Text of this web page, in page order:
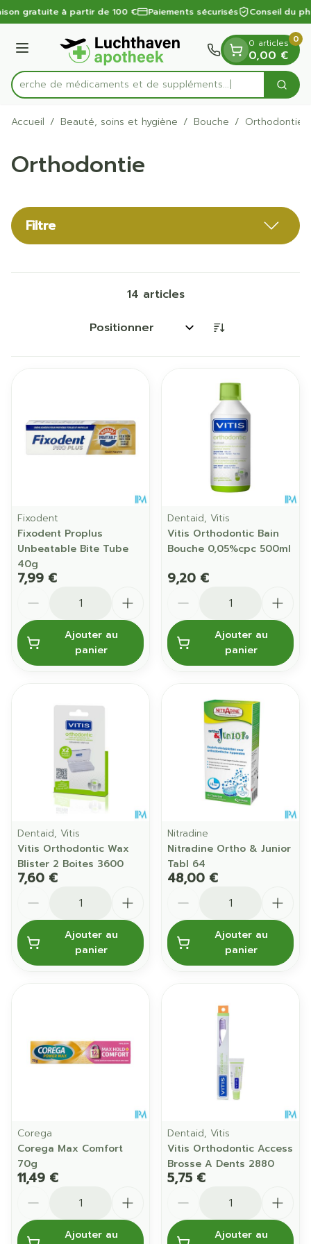
Aller au contenu
1 de 1
gratuite à partir de 100 € Paiements sécurisés Conseil du
Menu
Rechercherde médicaments et de suppléments...
0 articles
0,00 €
0
Accueil / Beauté, soins et hygiène / Bouche / Orthodontie
Orthodontie
Filtre
14 articles
Trier par:
Fixodent
Fixodent Proplus
Unbeatable Bite Tube
40g
7,99 €
Ajouter au
panier
Dentaid, Vitis
Vitis Orthodontic Bain
Bouche 0,05%cpc 500ml
9,20 €
Ajouter au
panier
Dentaid, Vitis
Vitis Orthodontic Wax
Blister 2 Boites 3600
7,60 €
Ajouter au
panier
Nitradine
Nitradine Ortho & Junior
Tabl 64
48,00 €
Ajouter au
panier
Corega
Corega Max Comfort
70g
11,49 €
Ajouter au
Dentaid, Vitis
Vitis Orthodontic Access
Brosse A Dents 2880
5,75 €
Ajouter au